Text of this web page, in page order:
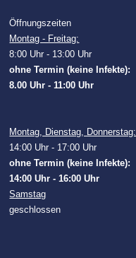
Öffnungszeiten
Montag - Freitag:
8:00 Uhr - 13:00 Uhr
ohne Termin (keine Infekte):
8.00 Uhr - 11:00 Uhr
Montag, Dienstag, Donnerstag:
14:00 Uhr - 17:00 Uhr
ohne Termin (keine Infekte):
14:00 Uhr - 16:00 Uhr
Samstag
geschlossen